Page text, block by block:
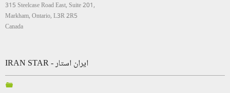
315 Steelcase Road East, Suite 201,
Markham, Ontario, L3R 2R5
Canada
IRAN STAR - ایران استار